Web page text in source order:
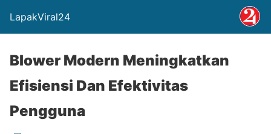
LapakViral24
Blower Modern Meningkatkan
Efisiensi Dan Efektivitas
Pengguna